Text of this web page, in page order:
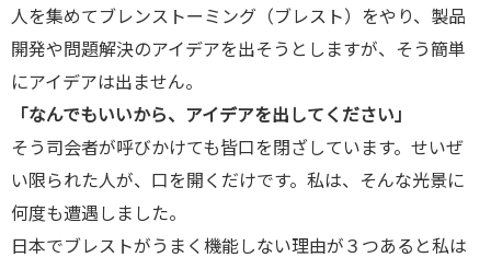
gins/sns-
count-
人を集めてブレンストーミング（ブレスト）をやり、製品
開発や問題解決のアイデアを出そうとしますが、そう簡単
にアイデアは出ません。
「なんでもいいから、アイデアを出してください」
そう司会者が呼びかけても皆口を閉ざしています。せいぜ
い限られた人が、口を開くだけです。私は、そんな光景に
何度も遭遇しました。
日本でブレストがうまく機能しない理由が３つあると私は